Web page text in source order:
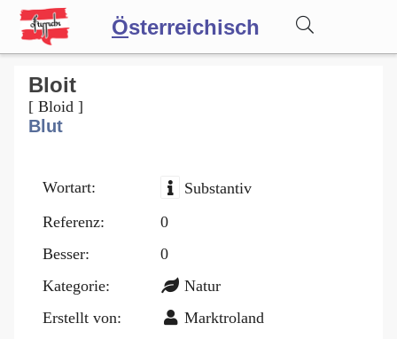
Österreichisch
Wörterbuch
Forum
Blog
Bloit
[ Bloid ]
Blut
Wortart:
Substantiv
Referenz:
0
Besser:
0
Kategorie:
Natur
Erstellt von:
Marktroland